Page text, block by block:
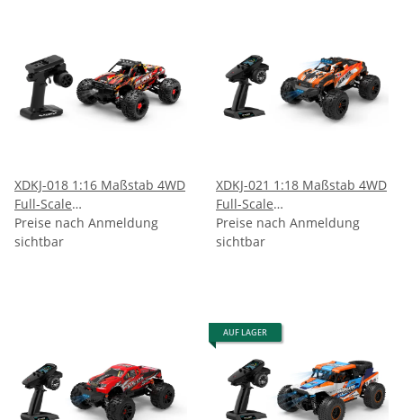
XDKJ-018 1:16 Maßstab 4WD
Full-Scale
Hochgeschwindigkeits-
Geländewagen
Preise nach Anmeldung
sichtbar
XDKJ-021 1:18 Maßstab 4WD
Full-Scale
Hochgeschwindigkeits-
Geländewagen
Preise nach Anmeldung
sichtbar
AUF LAGER